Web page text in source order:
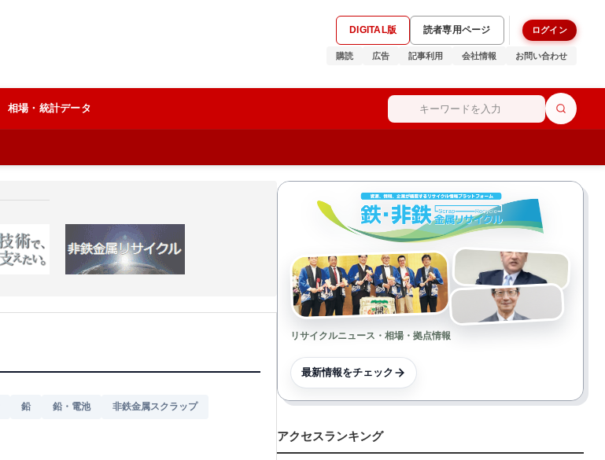
DIGITAL版 読者専用ページ ログイン
購読 広告 記事利用 会社情報 お問い合わせ
相場・統計データ
鉛 鉛・電池 非鉄金属スクラップ
リサイクルニュース・相場・拠点情報
最新情報をチェック
アクセスランキング